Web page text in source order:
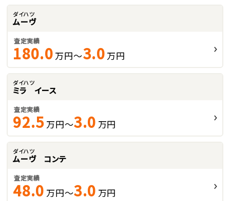
ダイハツ
ムーヴ
査定実績
180.0 万円～3.0 万円
ダイハツ
ミラ イース
査定実績
92.5 万円～3.0 万円
ダイハツ
ムーヴ コンテ
査定実績
48.0 万円～3.0 万円